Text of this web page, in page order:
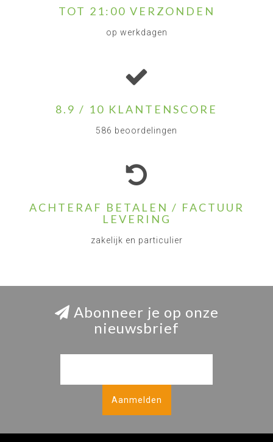
TOT 21:00 VERZONDEN
op werkdagen
8.9 / 10 KLANTENSCORE
586 beoordelingen
ACHTERAF BETALEN / FACTUUR
LEVERING
zakelijk en particulier
Abonneer je op onze
nieuwsbrief
Aanmelden